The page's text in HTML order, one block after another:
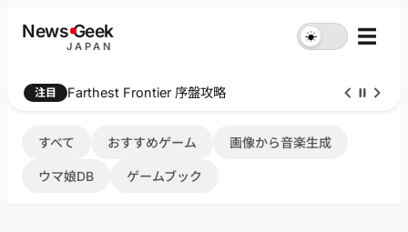
NewsGeek
JAPAN
☀︎ ☰
注目 Farthest Frontier 序盤攻略
すべて おすすめゲーム 画像から音楽生成
ウマ娘DB ゲームブック